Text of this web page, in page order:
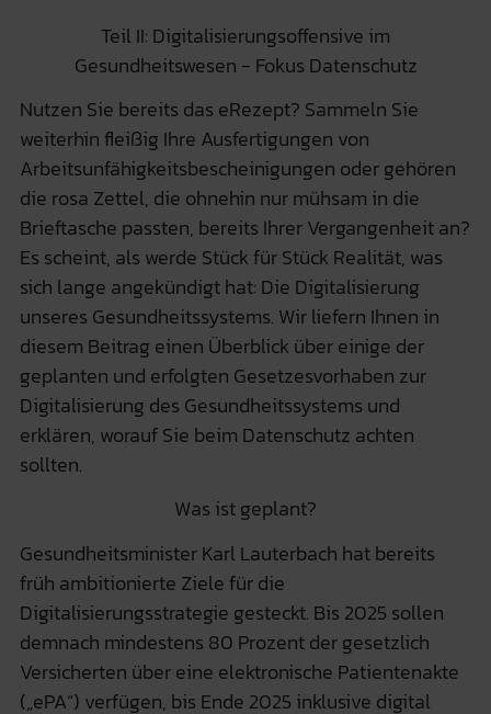
Teil II: Digitalisierungsoffensive im
Gesundheitswesen - Fokus Datenschutz
Nutzen Sie bereits das eRezept? Sammeln Sie
weiterhin fleißig Ihre Ausfertigungen von
Arbeitsunfähigkeitsbescheinigungen oder gehören
die rosa Zettel, die ohnehin nur mühsam in die
Brieftasche passten, bereits Ihrer Vergangenheit an?
Es scheint, als werde Stück für Stück Realität, was
sich lange angekündigt hat: Die Digitalisierung
unseres Gesundheitssystems. Wir liefern Ihnen in
diesem Beitrag einen Überblick über einige der
geplanten und erfolgten Gesetzesvorhaben zur
Digitalisierung des Gesundheitssystems und
erklären, worauf Sie beim Datenschutz achten
sollten.
Was ist geplant?
Gesundheitsminister Karl Lauterbach hat bereits
früh ambitionierte Ziele für die
Digitalisierungsstrategie gesteckt. Bis 2025 sollen
demnach mindestens 80 Prozent der gesetzlich
Versicherten über eine elektronische Patientenakte
(„ePA“) verfügen, bis Ende 2025 inklusive digital